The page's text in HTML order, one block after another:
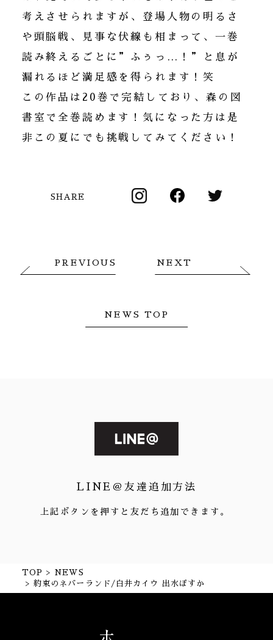
考えさせられますが、登場人物の明るさ
や頭脳戦、見事な伏線も相まって、一巻
読み終えるごとに”ふぅっ…！”と息が
漏れるほど満足感を得られます！笑
この作品は20巻で完結しており、森の図
書室で全巻読めます！気になった方は是
非この夏にでも挑戦してみてください！
SHARE
PREVIOUS
NEWS TOP
NEXT
LINE＠友達追加方法
上記ボタンを押すと友だち追加できます。
TOP
NEWS
約束のネバーランド/白井カイウ 出水ぽすか